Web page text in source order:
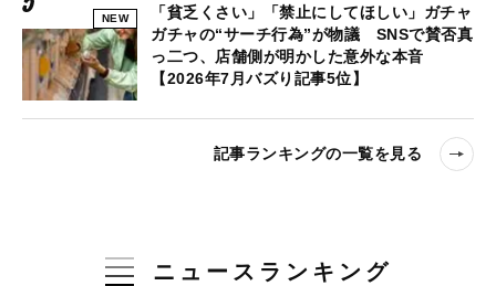
NEW
「貧乏くさい」「禁止にしてほしい」ガチャ
ガチャの“サーチ行為”が物議 SNSで賛否真
っ二つ、店舗側が明かした意外な本音
【2026年7月バズり記事5位】
記事ランキングの一覧を見る
ニュースランキング